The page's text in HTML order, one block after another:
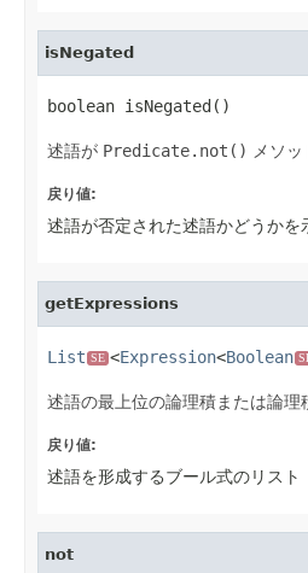
isNegated
boolean isNegated()
述語が Predicate.not() メソ
戻り値:
述語が否定された述語かどうかを
getExpressions
List SE <Expression<Boolean
述語の最上位の論理積または論理
戻り値:
述語を形成するブール式のリスト
not